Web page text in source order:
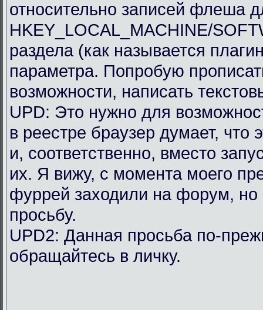
относительно записей флеша
HKEY_LOCAL_MACHINE/
раздела (как называется
параметра. Попробую
возможности, написать
UPD: Это нужно для
в реестре браузер думает, что
и, соответственно, вместо
их. Я вижу, с момента моего
фуррей заходили на форум, но
просьбу.
UPD2: Данная просьба по-
обращайтесь в личку.